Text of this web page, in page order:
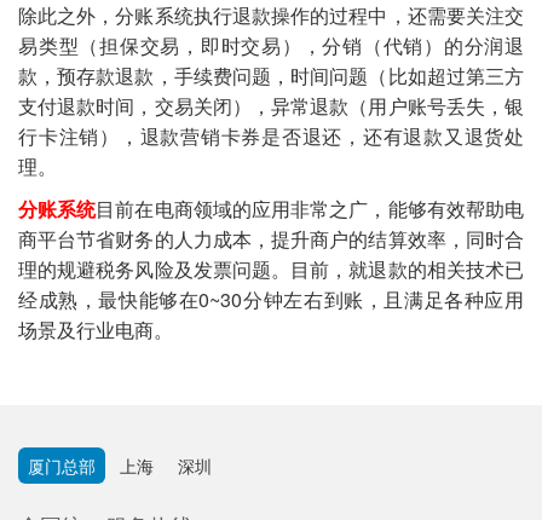
除此之外，分账系统执行退款操作的过程中，还需要关注交
易类型（担保交易，即时交易），分销（代销）的分润退
款，预存款退款，手续费问题，时间问题（比如超过第三方
支付退款时间，交易关闭），异常退款（用户账号丢失，银
行卡注销），退款营销卡券是否退还，还有退款又退货处
理。
分账系统目前在电商领域的应用非常之广，能够有效帮助电
商平台节省财务的人力成本，提升商户的结算效率，同时合
理的规避税务风险及发票问题。目前，就退款的相关技术已
经成熟，最快能够在0~30分钟左右到账，且满足各种应用
场景及行业电商。
厦门总部 上海 深圳